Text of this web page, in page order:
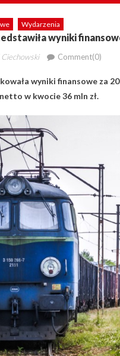
Wydarzenia
wyniki
Ciechowski Comment(0)
wyniki finansowe za
w kwocie 36 mln zł.